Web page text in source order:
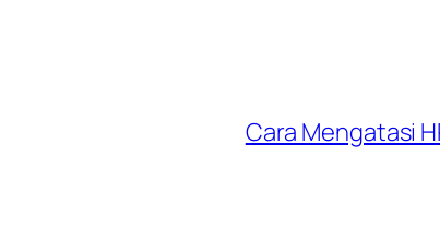
Cara Mengatasi